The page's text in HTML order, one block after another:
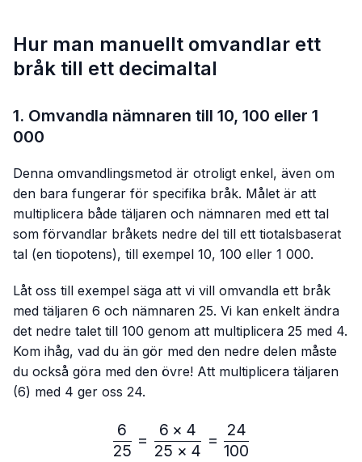
Hur man manuellt omvandlar ett
bråk till ett decimaltal
1. Omvandla nämnaren till 10, 100 eller 1
000
Denna omvandlingsmetod är otroligt enkel, även om
den bara fungerar för specifika bråk. Målet är att
multiplicera både täljaren och nämnaren med ett tal
som förvandlar bråkets nedre del till ett tiotalsbaserat
tal (en tiopotens), till exempel 10, 100 eller 1 000.
Låt oss till exempel säga att vi vill omvandla ett bråk
med täljaren 6 och nämnaren 25. Vi kan enkelt ändra
det nedre talet till 100 genom att multiplicera 25 med 4.
Kom ihåg, vad du än gör med den nedre delen måste
du också göra med den övre! Att multiplicera täljaren
(6) med 4 ger oss 24.
\frac{6}{25}=\frac{6 ×
25
6
=
25 × 4
6 × 4
=
100
24